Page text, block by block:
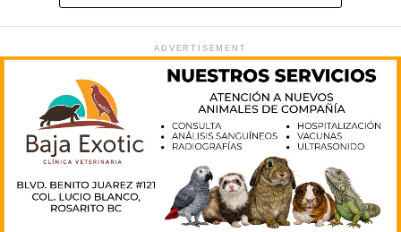
ADVERTISEMENT